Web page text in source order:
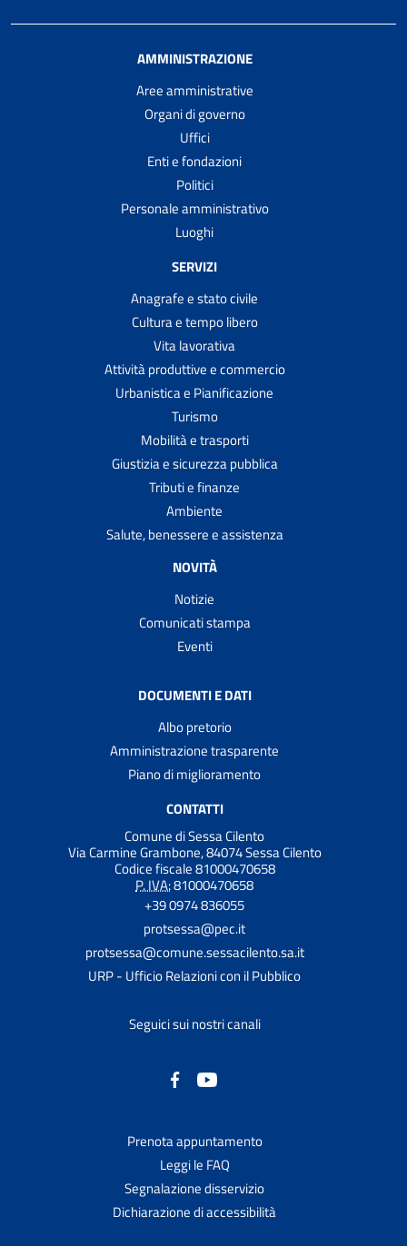
AMMINISTRAZIONE
Aree amministrative
Organi di governo
Uffici
Enti e fondazioni
Politici
Personale amministrativo
Luoghi
SERVIZI
Anagrafe e stato civile
Cultura e tempo libero
Vita lavorativa
Attività produttive e commercio
Urbanistica e Pianificazione
Turismo
Mobilità e trasporti
Giustizia e sicurezza pubblica
Tributi e finanze
Ambiente
Salute, benessere e assistenza
NOVITÀ
Notizie
Comunicati stampa
Eventi
DOCUMENTI E DATI
Albo pretorio
Amministrazione trasparente
Piano di miglioramento
CONTATTI
Comune di Sessa Cilento
Via Carmine Grambone, 84074 Sessa Cilento
Codice fiscale 81000470658
P. IVA:81000470658
+39 0974 836055
protsessa@pec.it
protsessa@comune.sessacilento.sa.it
URP - Ufficio Relazioni con il Pubblico
Seguici sui nostri canali
Prenota appuntamento
Leggi le FAQ
Segnalazione disservizio
Dichiarazione di accessibilità